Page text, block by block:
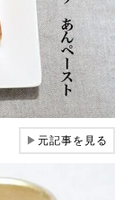
▶元記事を見る